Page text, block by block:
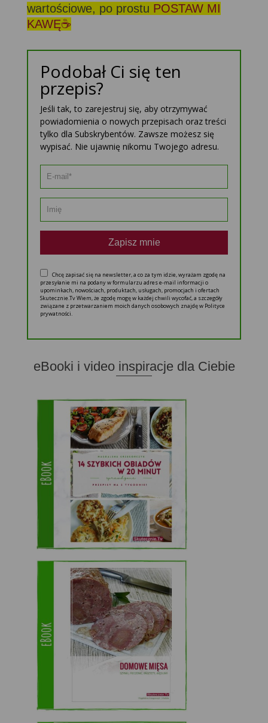
wartościowe, po prostu POSTAW MI
KAWĘ☕
Podobał Ci się ten
przepis?
Jeśli tak, to zarejestruj się, aby otrzymywać
powiadomienia o nowych przepisach oraz treści
tylko dla Subskrybentów. Zawsze możesz się
wypisać. Nie ujawnię nikomu Twojego adresu.
Zapisz mnie
Chcę zapisać się na newsletter, a co za tym idzie, wyrażam zgodę na
przesyłanie mi na podany w formularzu adres e-mail informacji o
upominkach, nowościach, produktach, usługach, promocjach i ofertach
Skutecznie.Tv Wiem, że zgodę mogę w każdej chwili wycofać, a szczegóły
związane z przetwarzaniem moich danych osobowych znajdę w Polityce
prywatności.
eBooki i video inspiracje dla Ciebie